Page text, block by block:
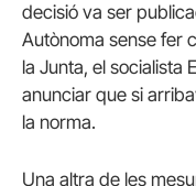
decisió va ser
Autònoma sense fer
la Junta, el socialista
anunciar que si
la norma.
Una altra de les